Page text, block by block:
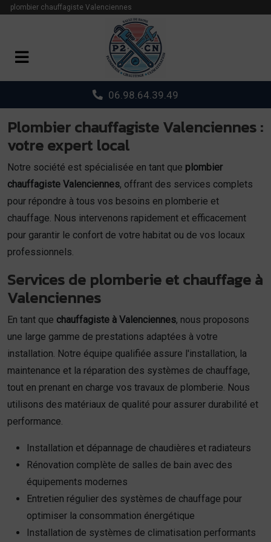
plombier chauffagiste Valenciennes
06.98.64.39.49
Plombier chauffagiste Valenciennes :
votre expert local
Notre société est spécialisée en tant que plombier
chauffagiste Valenciennes, offrant des services complets
pour répondre à tous vos besoins en plomberie et
chauffage. Nous intervenons rapidement et efficacement
pour garantir le confort de votre habitat ou de vos locaux
professionnels.
Services de plomberie et chauffage à
Valenciennes
En tant que chauffagiste à Valenciennes, nous proposons
une large gamme de prestations adaptées à votre
installation. Notre équipe qualifiée assure l'installation, la
maintenance et la réparation des systèmes de chauffage,
tout en prenant en charge vos travaux de plomberie. Nous
utilisons des matériaux de qualité pour assurer durabilité et
performance.
Installation et dépannage de chaudières et radiateurs
Rénovation complète de salles de bain avec des
équipements modernes
Entretien régulier des systèmes de chauffage pour
optimiser la consommation énergétique
Installation de systèmes de climatisation performants
Panneau de gestion des cookies